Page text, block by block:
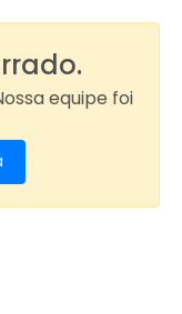
equipe foi